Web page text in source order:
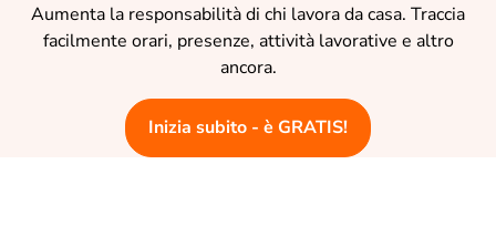
Aumenta la responsabilità di chi lavora da casa. Traccia
facilmente orari, presenze, attività lavorative e altro
ancora.
Inizia subito - è GRATIS!